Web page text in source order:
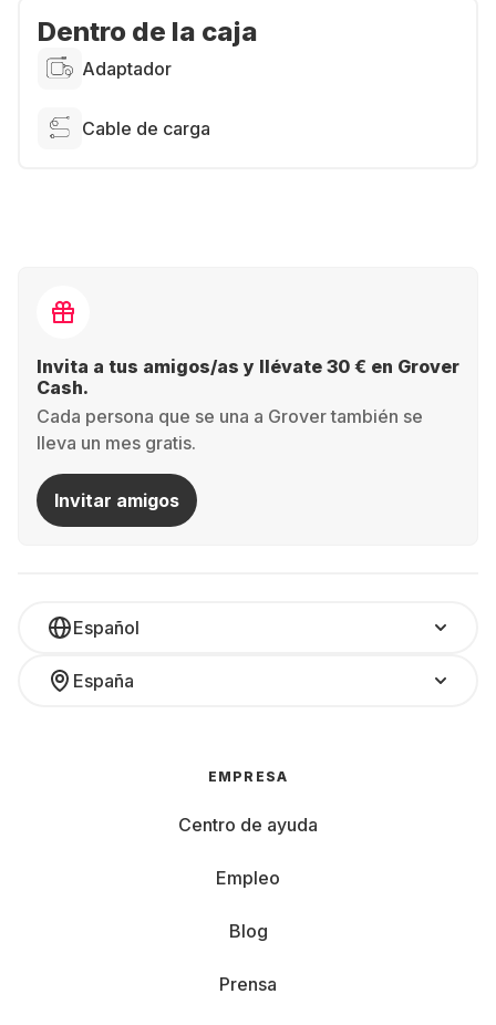
Dentro de la caja
Adaptador
Cable de carga
Invita a tus amigos/as y llévate 30 € en Grover
Cash.
Cada persona que se una a Grover también se
lleva un mes gratis.
Invitar amigos
Español
España
EMPRESA
Centro de ayuda
Empleo
Blog
Prensa